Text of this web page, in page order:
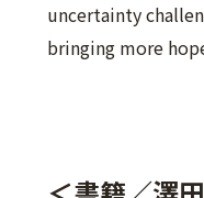
uncertainty
bringing more